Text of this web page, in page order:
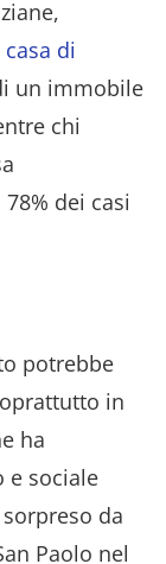
casa di
un immobile
chi
dei casi
potrebbe
in
ha
e sociale
da
Paolo nel